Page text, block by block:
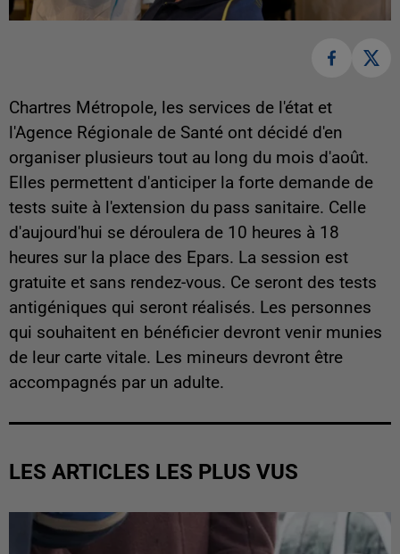
Chartres Métropole, les services de l'état et
l'Agence Régionale de Santé ont décidé d'en
organiser plusieurs tout au long du mois d'août.
Elles permettent d'anticiper la forte demande de
tests suite à l'extension du pass sanitaire. Celle
d'aujourd'hui se déroulera de 10 heures à 18
heures sur la place des Epars. La session est
gratuite et sans rendez-vous. Ce seront des tests
antigéniques qui seront réalisés. Les personnes
qui souhaitent en bénéficier devront venir munies
de leur carte vitale. Les mineurs devront être
accompagnés par un adulte.
LES ARTICLES LES PLUS VUS